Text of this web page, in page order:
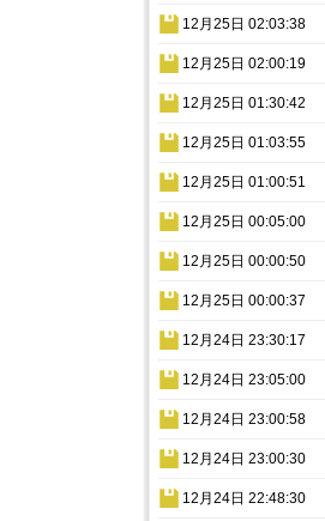
12月25日 02:03:38
12月25日 02:00:19
12月25日 01:30:42
12月25日 01:03:55
12月25日 01:00:51
12月25日 00:05:00
12月25日 00:00:50
12月25日 00:00:37
12月24日 23:30:17
12月24日 23:05:00
12月24日 23:00:58
12月24日 23:00:30
12月24日 22:48:30